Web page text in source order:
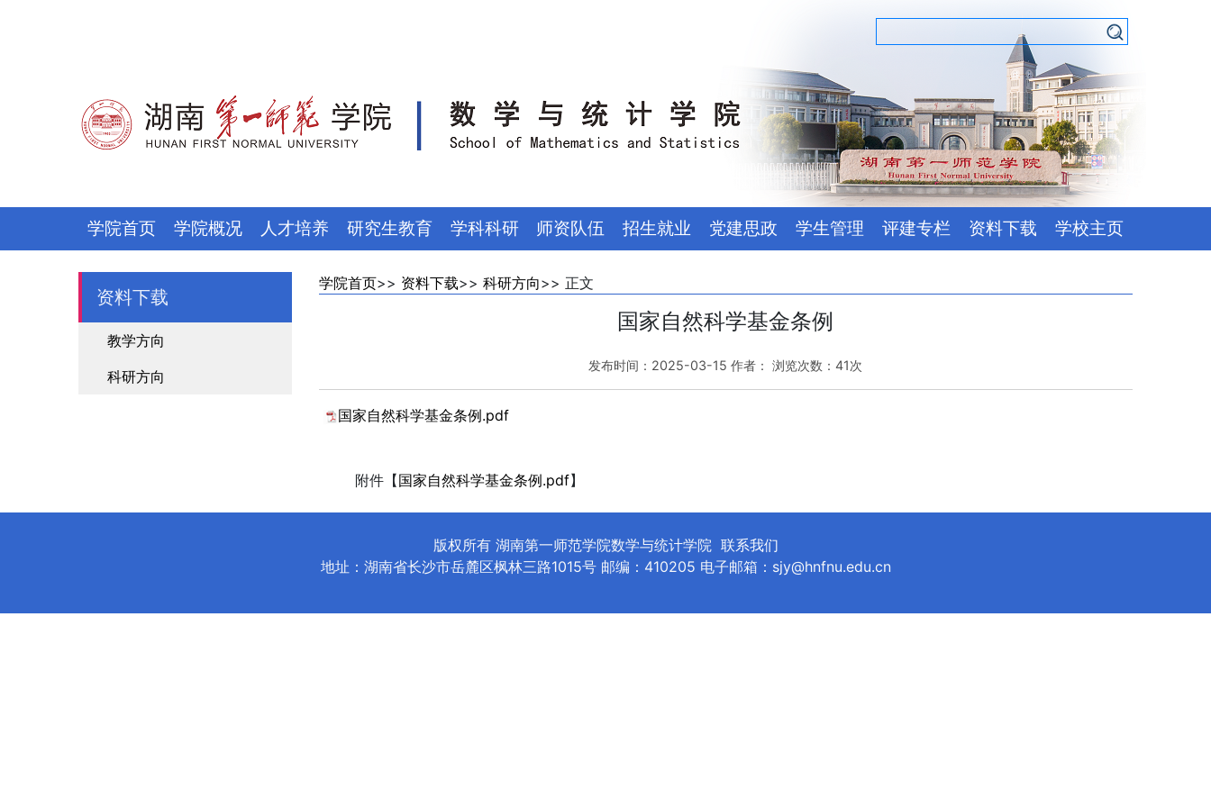
学院首页 学院概况 人才培养 研究生教育 学科科研 师资队伍 招生就业 党建思政 学生管理 评建专栏 资料下载 学校主页
资料下载
教学方向
科研方向
学院首页>> 资料下载>> 科研方向>> 正文
国家自然科学基金条例
发布时间：2025-03-15 作者： 浏览次数：41次
国家自然科学基金条例.pdf
附件【国家自然科学基金条例.pdf】
版权所有 湖南第一师范学院数学与统计学院 联系我们
地址：湖南省长沙市岳麓区枫林三路1015号 邮编：410205 电子邮箱：sjy@hnfnu.edu.cn